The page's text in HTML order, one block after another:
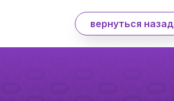
вернуться назад